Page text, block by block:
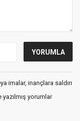
imalar, inançlara saldırı
yorumlar